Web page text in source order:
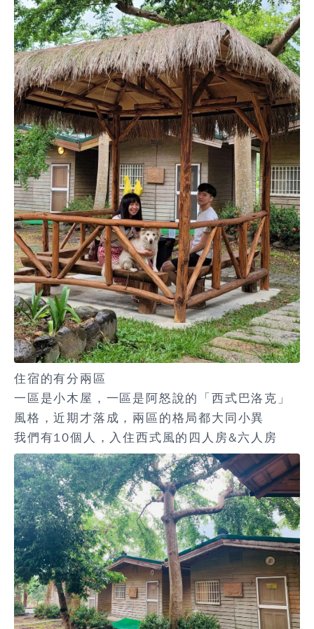
住宿的有分兩區
一區是小木屋 ，一區是阿怒說的「西式巴洛克 」
風格，近期才落成，兩區的格局都大同小異
我們有10個人，入住西式風的四人房&六人房